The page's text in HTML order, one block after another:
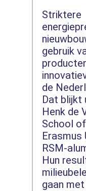
Striktere
gebruik
de
Dat blijkt
Henk de
School
Erasmus
RSM-
Hun
gaan